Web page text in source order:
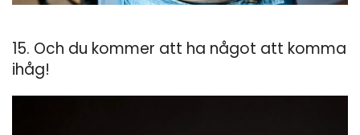
15. Och du kommer att ha något att komma
ihåg!